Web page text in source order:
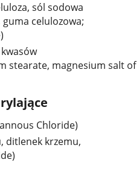
sól sodowa
celulozowa;
stearate, magnesium salt of
Chloride)
ditlenek krzemu,